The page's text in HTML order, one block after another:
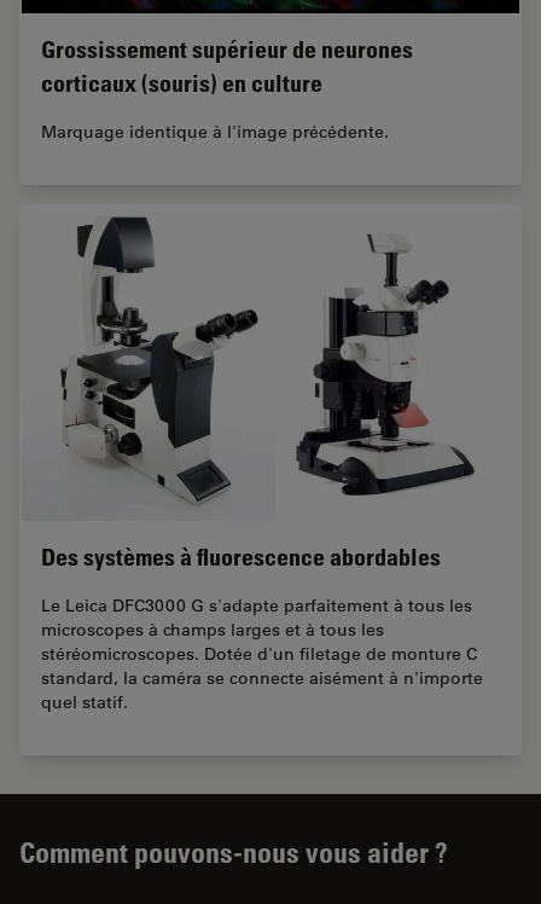
Grossissement supérieur de neurones
corticaux (souris) en culture
Marquage identique à l'image précédente.
Des systèmes à fluorescence abordables
Le Leica DFC3000 G s'adapte parfaitement à tous les
microscopes à champs larges et à tous les
stéréomicroscopes. Dotée d'un filetage de monture C
standard, la caméra se connecte aisément à n'importe
quel statif.
Comment pouvons-nous vous aider ?